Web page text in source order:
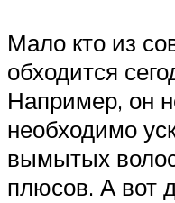
Мало кто из
обходится
Например, он
необходимо
вымытых
плюсов. А вот